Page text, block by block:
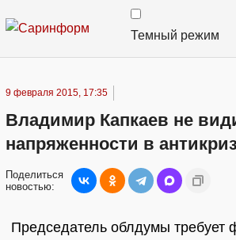
Темный режим
9 февраля 2015, 17:35
Владимир Капкаев не
напряженности в
Поделиться
новостью:
Председатель облдумы требует